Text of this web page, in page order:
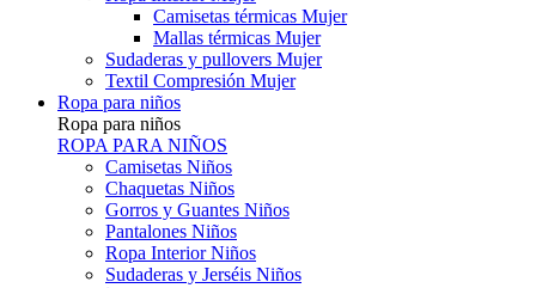
Camisetas térmicas Mujer
Mallas térmicas Mujer
Sudaderas y pullovers Mujer
Textil Compresión Mujer
Ropa para niños
Ropa para niños
ROPA PARA NIÑOS
Camisetas Niños
Chaquetas Niños
Gorros y Guantes Niños
Pantalones Niños
Ropa Interior Niños
Sudaderas y Jerséis Niños